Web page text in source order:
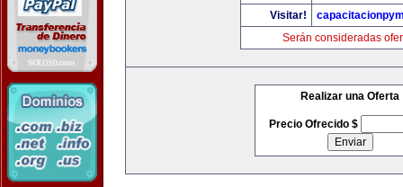
Visitar!
Serán consideradas
Realizar una Oferta
Precio Ofrecido $